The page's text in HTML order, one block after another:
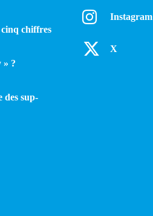
chiffres
» ?
des sup­
Instagram
X